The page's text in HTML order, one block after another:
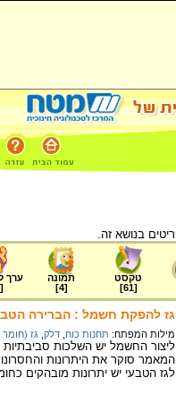
טקסט
[
61
]
תמונה
[
4
]
ערך
[
גז להפקת חשמל : הברירה
מילות המפתח: תחנות כוח דלק גז
ליצור החשמל יש השלכות סביבתיות
המאמר סוקר את היתרונות
לגז הטבעי יש יתרונות מובהקים